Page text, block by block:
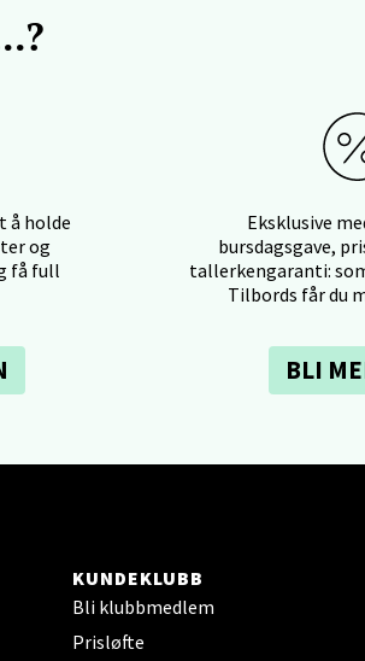
å holde
og
få full
Eksklusive
bursdagsgave,
tallerkengaranti:
Tilbords får du
BLI
KUNDEKLUBB
Bli klubbmedlem
Prisløfte